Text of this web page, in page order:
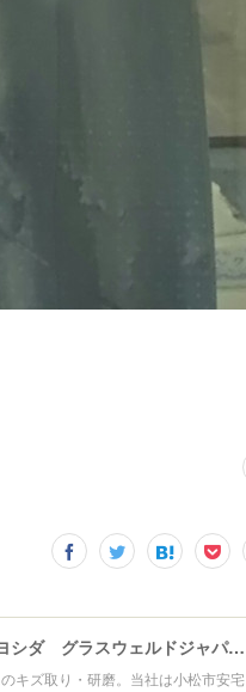
ウインドガラスリペア専門店 ガラスリペア・ヨシダ グラスウェルドジャパン 正規施工店 小松市
キズ取り・研磨。当社は小松市安宅